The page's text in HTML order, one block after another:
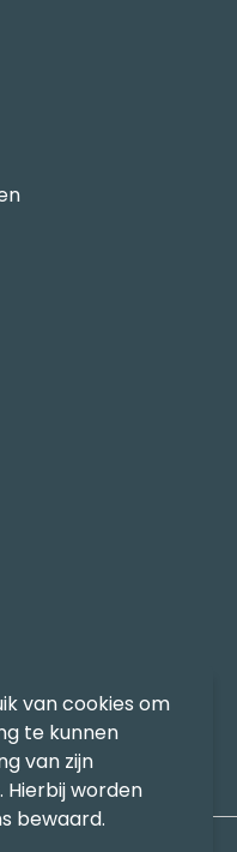
van cookies om
te kunnen
van zijn
Hierbij worden
bewaard.